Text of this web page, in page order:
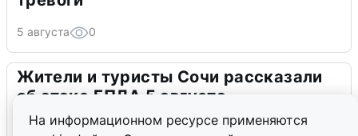
На информационном ресурсе применяются
5 августа 0
Жители и туристы Сочи рассказали
об атаке БПЛА 5 августа
5 августа 0